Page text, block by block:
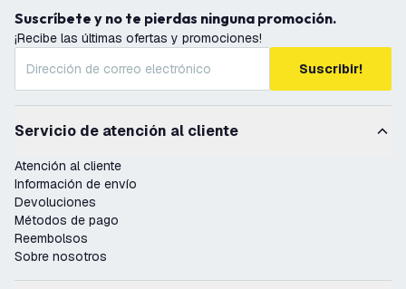
Suscríbete y no te pierdas ninguna promoción.
¡Recibe las últimas ofertas y promociones!
Suscribir!
Servicio de atención al cliente
Atención al cliente
Información de envío
Devoluciones
Métodos de pago
Reembolsos
Sobre nosotros